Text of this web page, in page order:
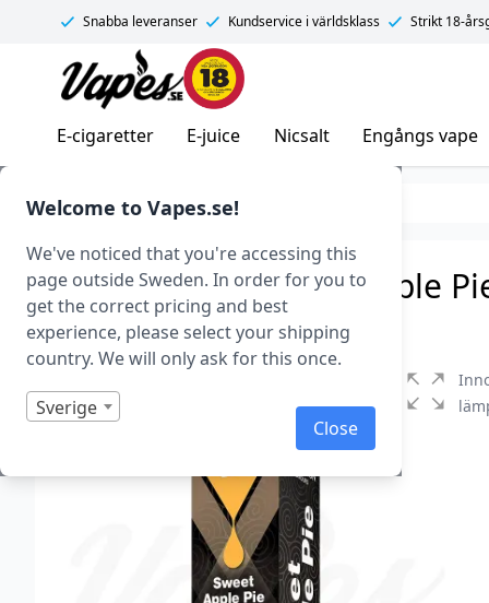
Welcome to Vapes.se!
We've noticed that you're accessing this
page outside Sweden. In order for you to
get the correct pricing and best
experience, please select your shipping
country. We will only ask for this once.
Sverige
Close
Snabba leveranser Kundservice i världsklass Strikt 18-
Vapes.se
E-cigaretter E-juice Nicsalt Engångs vape
E-juice E-juice med nikotin
Innovation – Sweet Apple
Art.nr: 40537